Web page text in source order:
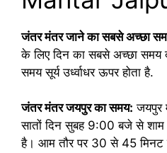
जंतर मंतर जाने का सबसे अच्छा
के लिए दिन का सबसे अच्छा समय
समय सूर्य उर्ध्वाधर ऊपर होता है.
जंतर मंतर जयपुर का समय: जयपुर
सातों दिन सुबह 9:00 बजे से
है। आम तौर पर 30 से 45 मिनट